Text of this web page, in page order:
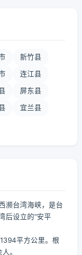
新竹县
连江县
屏东县
宜兰县
濒台湾海峡，是台
后设立的“安平
平方公里。根
。